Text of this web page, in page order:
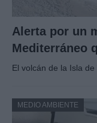
Alerta por un
Mediterráneo
El volcán de la Isla de
MEDIO AMBIENTE